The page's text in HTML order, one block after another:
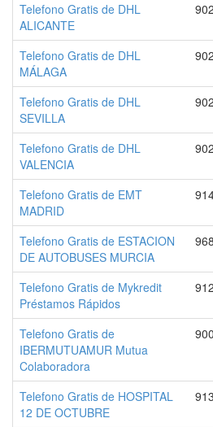
Telefono Gratis de DHL
ALICANTE
Telefono Gratis de DHL
MÁLAGA
Telefono Gratis de DHL
SEVILLA
Telefono Gratis de DHL
VALENCIA
Telefono Gratis de EMT
MADRID
Telefono Gratis de ESTACION
DE AUTOBUSES MURCIA
Telefono Gratis de Mykredit
Préstamos Rápidos
Telefono Gratis de
IBERMUTUAMUR Mutua
Colaboradora
Telefono Gratis de HOSPITAL
12 DE OCTUBRE